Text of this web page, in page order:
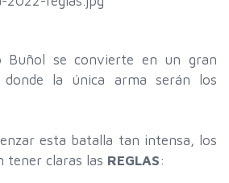
Buñol se convierte en un gran
la única arma serán los
esta batalla tan intensa, los
tener claras las REGLAS: